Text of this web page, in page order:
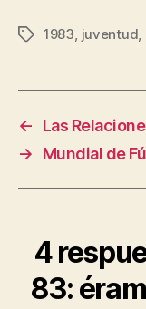
Etiquetas
1983, juventud,
←
Las
→
Mundial de
4
83: